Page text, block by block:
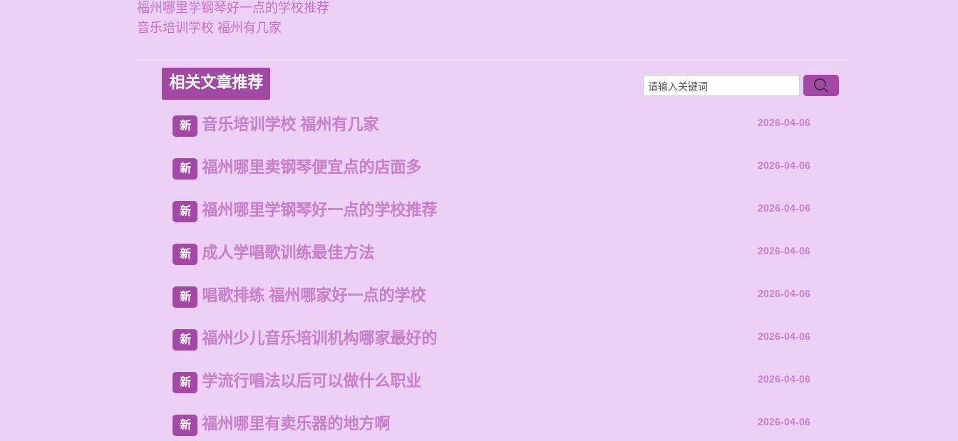
福州哪里学钢琴好一点的学校推荐
音乐培训学校 福州有几家
相关文章推荐
新 音乐培训学校 福州有几家 2026-04-06
新 福州哪里卖钢琴便宜点的店面多 2026-04-06
新 福州哪里学钢琴好一点的学校推荐 2026-04-06
新 成人学唱歌训练最佳方法 2026-04-06
新 唱歌排练 福州哪家好一点的学校 2026-04-06
新 福州少儿音乐培训机构哪家最好的 2026-04-06
新 学流行唱法以后可以做什么职业 2026-04-06
新 福州哪里有卖乐器的地方啊 2026-04-06